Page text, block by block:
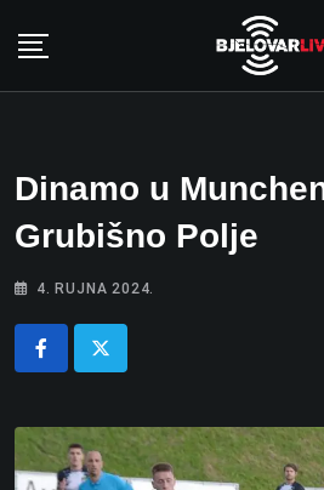
Dinamo u
Grubišno Polje
4. RUJNA 2024.